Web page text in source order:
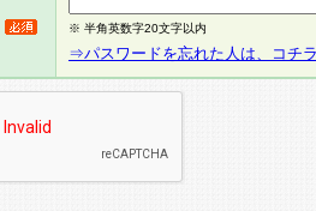
※ 半角英数字20文字以内
⇒パスワードを忘れた人は、コチ